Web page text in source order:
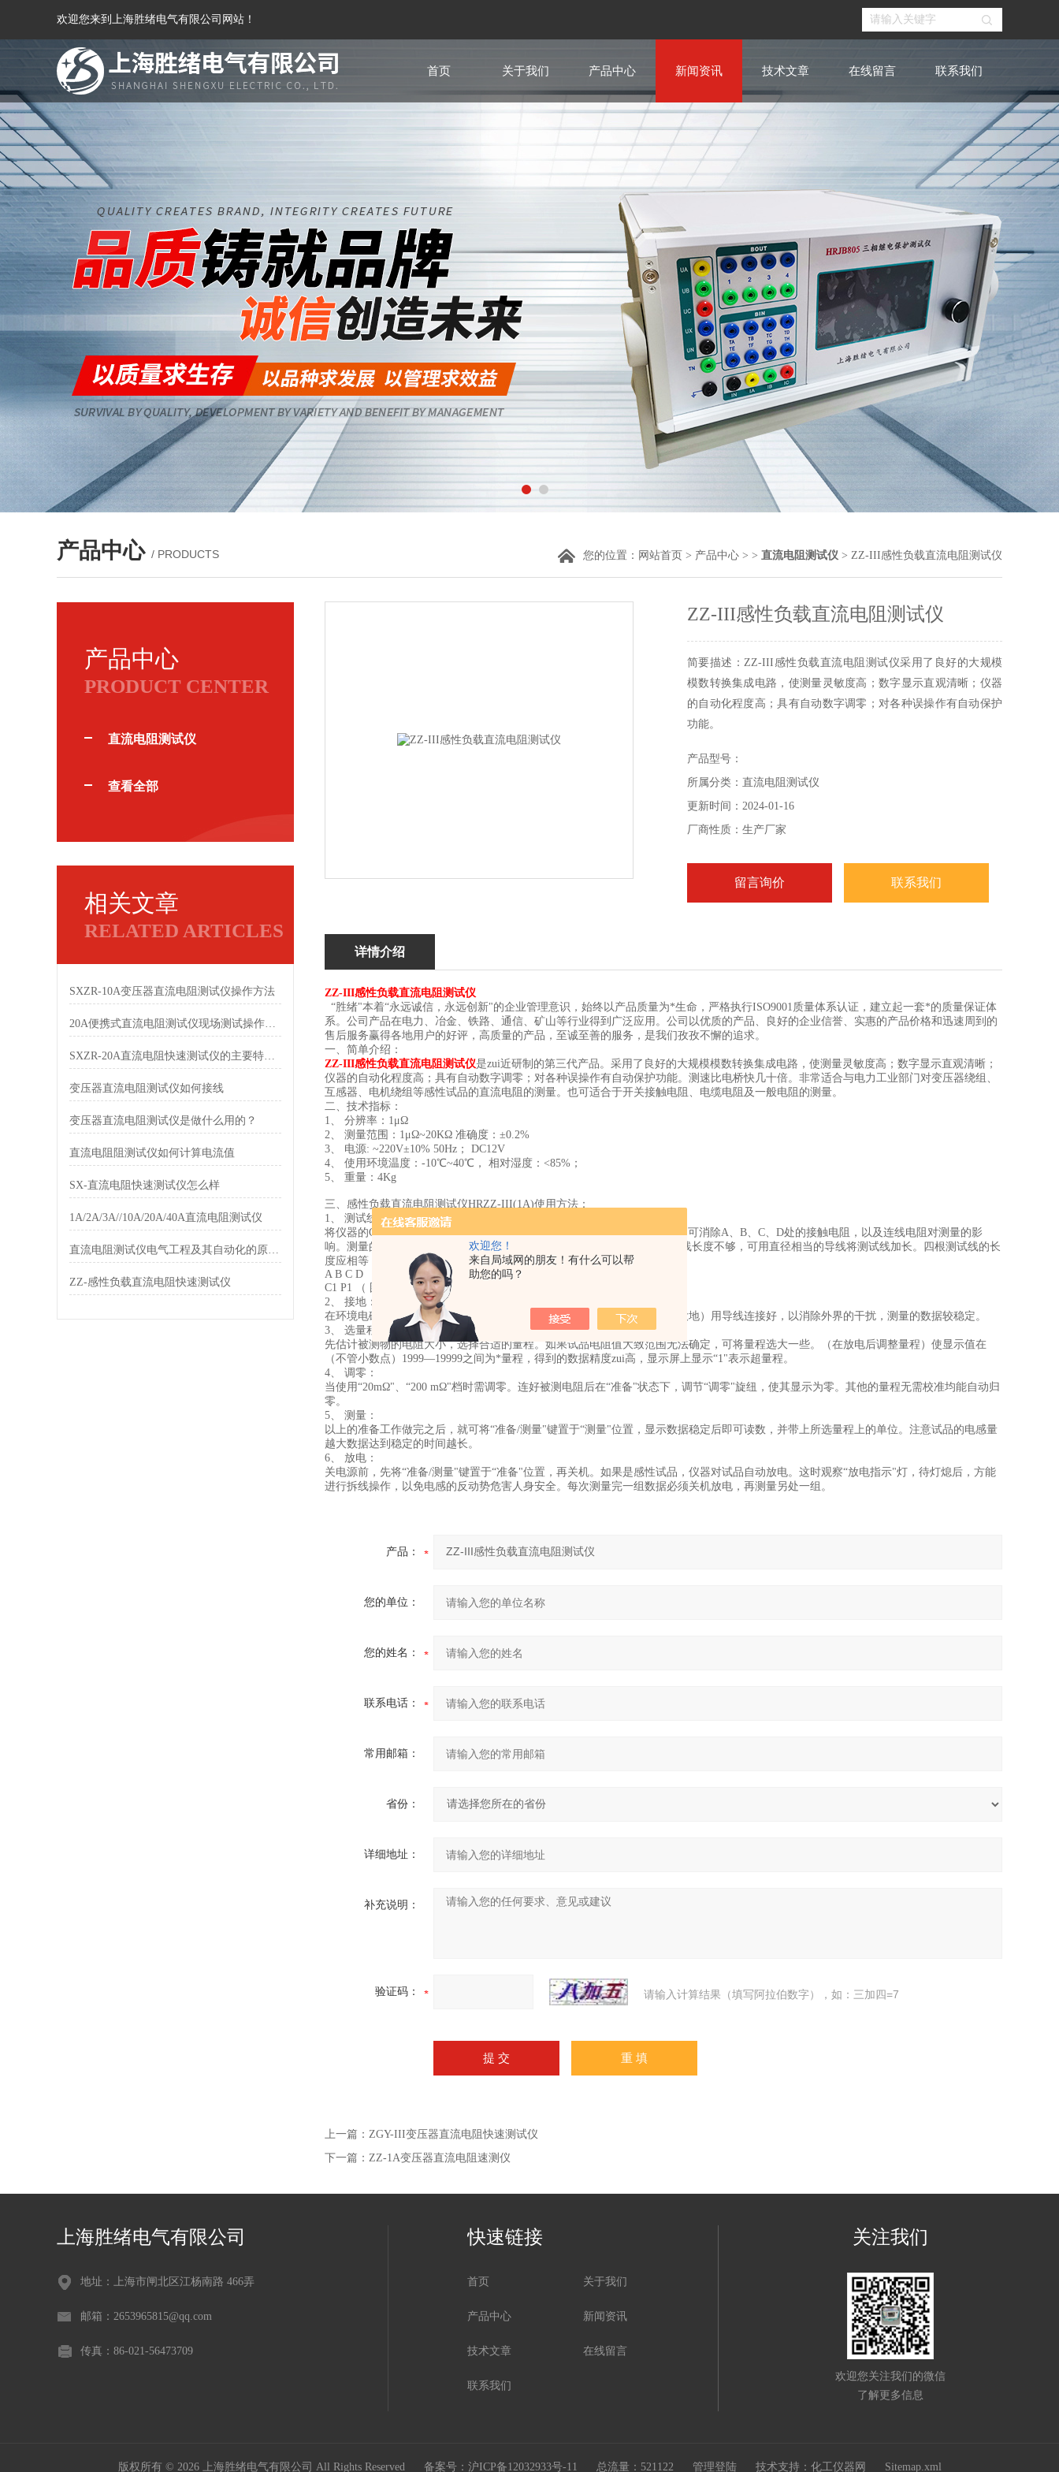
欢迎您！
来自局域网的朋友！有什么可以帮
助您的吗？
欢迎您来到上海胜绪电气有限公司网站！
首页 关于我们 产品中心 新闻资讯 技术文章 在线留言 联系我们
产品中心 / PRODUCTS 您的位置： 网站首页 > 产品中心 > > 直流电阻测试仪 > ZZ-III感性负载直流电阻测试仪
产品中心
PRODUCT CENTER
直流电阻测试仪
查看全部
相关文章
RELATED ARTICLES
SXZR-10A变压器直流电阻测试仪操作方法
20A便携式直流电阻测试仪现场测试操作说明
SXZR-20A直流电阻快速测试仪的主要特点都有哪些呢
变压器直流电阻测试仪如何接线
变压器直流电阻测试仪是做什么用的？
直流电阻阻测试仪如何计算电流值
SX-直流电阻快速测试仪怎么样
1A/2A/3A//10A/20A/40A直流电阻测试仪
直流电阻测试仪电气工程及其自动化的原则和设计思想
ZZ-感性负载直流电阻快速测试仪
ZZ-III感性负载直流电阻测试仪
简要描述：ZZ-III感性负载直流电阻测试仪采用了良好的大规模
模数转换集成电路，使测量灵敏度高；数字显示直观清晰；仪器
的自动化程度高；具有自动数字调零；对各种误操作有自动保护
功能。
产品型号：
所属分类：直流电阻测试仪
更新时间：2024-01-16
厂商性质：生产厂家
留言询价 联系我们
详情介绍
ZZ-III感性负载直流电阻测试仪
“胜绪"本着“永远诚信，永远创新"的企业管理意识，始终以产品质量为*生命，严格执行ISO9001质量体系认证，建立起一套*的质量保证体
系。公司产品在电力、冶金、铁路、通信、矿山等行业得到广泛应用。公司以优质的产品、良好的企业信誉、实惠的产品价格和迅速周到的
售后服务赢得各地用户的好评，高质量的产品，至诚至善的服务，是我们孜孜不懈的追求。
一、简单介绍：
ZZ-III感性负载直流电阻测试仪是zui近研制的第三代产品。采用了良好的大规模模数转换集成电路，使测量灵敏度高；数字显示直观清晰；
仪器的自动化程度高；具有自动数字调零；对各种误操作有自动保护功能。测速比电桥快几十倍。非常适合与电力工业部门对变压器绕组、
互感器、电机绕组等感性试品的直流电阻的测量。也可适合于开关接触电阻、电缆电阻及一般电阻的测量。
二、 技术指标：
1、 分辨率：1μΩ
2、 测量范围：1μΩ~20KΩ 准确度：±0.2%
3、 电源: ~220V±10% 50Hz； DC12V
4、 使用环境温度：-10℃~40℃， 相对湿度：<85%；
5、 重量：4Kg
三、感性负载直流电阻测试仪HRZZ-III(1A)使用方法：
1、 测试线的连接方法：
将仪器的C1、P1、P2、C2端子与被测电阻按图1的方法连接好，这种连法，可消除A、B、C、D处的接触电阻，以及连线电阻对测量的影
响。测量的值即为B、C之间的电阻值。在使用中，如果本仪器随带的测试线长度不够，可用直径相当的导线将测试线加长。四根测试线的长
度应相等
A B C D
C1 P1 （ 图1） P2 C2
2、 接地：
在环境电磁干扰严重或被测试品为感性时，应将仪器地端子与试品地（或大地）用导线连接好，以消除外界的干扰，测量的数据较稳定。
3、 选量程：
先估计被测物的电阻大小，选择合适的量程。如果试品电阻值大致范围无法确定，可将量程选大一些。（在放电后调整量程）使显示值在
（不管小数点）1999—19999之间为*量程，得到的数据精度zui高，显示屏上显示“1"表示超量程。
4、 调零：
当使用“20mΩ"、“200 mΩ"档时需调零。连好被测电阻后在“准备"状态下，调节“调零"旋纽，使其显示为零。其他的量程无需校准均能自动归
零。
5、 测量：
以上的准备工作做完之后，就可将“准备/测量"键置于“测量"位置，显示数据稳定后即可读数，并带上所选量程上的单位。注意试品的电感量
越大数据达到稳定的时间越长。
6、 放电：
关电源前，先将“准备/测量"键置于“准备"位置，再关机。如果是感性试品，仪器对试品自动放电。这时观察“放电指示"灯，待灯熄后，方能
进行拆线操作，以免电感的反动势危害人身安全。每次测量完一组数据必须关机放电，再测量另处一组。
产品：
您的单位：
您的姓名：
联系电话：
常用邮箱：
省份：
详细地址：
补充说明：
验证码： 请输入计算结果（填写阿拉伯数字），如：三加四=7
上一篇： ZGY-III变压器直流电阻快速测试仪
下一篇： ZZ-1A变压器直流电阻速测仪
上海胜绪电气有限公司
地址：上海市闸北区江杨南路 466弄
邮箱：2653965815@qq.com
传真：86-021-56473709
快速链接
首页 关于我们
产品中心 新闻资讯
技术文章 在线留言
联系我们
关注我们
欢迎您关注我们的微信
了解更多信息
版权所有 © 2026 上海胜绪电气有限公司 All Rights Reserved 备案号：沪ICP备12032933号-11 总流量：521122 管理登陆技术支持： 化工仪器网 Sitemap.xml